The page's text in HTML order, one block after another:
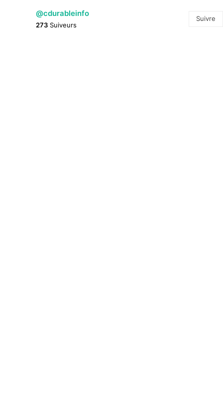
@cdurableinfo
273 Suiveurs
Suivre